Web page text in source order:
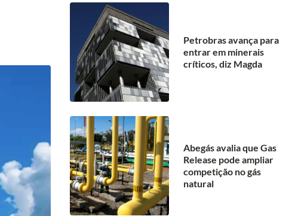
Petrobras avança para
entrar em minerais
críticos, diz Magda
Abegás avalia que Gas
Release pode ampliar
competição no gás
natural